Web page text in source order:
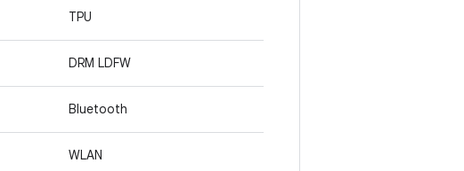
TPU
DRM LDFW
Bluetooth
WLAN